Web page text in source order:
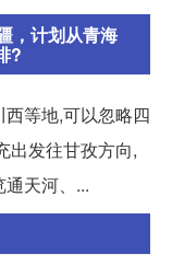
，计划从青海
?
等地,可以忽略四
出发往甘孜方向,
天河、...